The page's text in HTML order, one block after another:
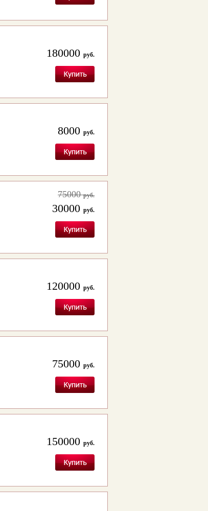
180000 руб.
8000 руб.
75000руб.
30000 руб.
120000 руб.
75000 руб.
150000 руб.